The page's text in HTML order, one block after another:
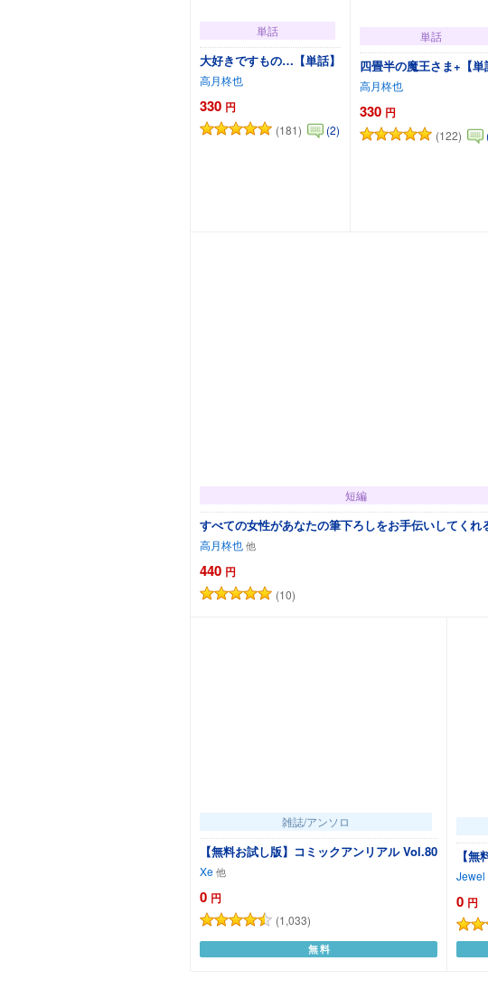
単話
大好きですもの…【単話】
高月柊也
330 円
(181) (2)
単話
四畳半の魔王さま+【単
高月柊也
330 円
(122)
短編
すべての女性があなたの筆下ろしをお手伝いしてくれ
高月柊也
440 円
(10)
雑誌/アンソロ
【無料お試し版】コミックアンリアル Vol.80
Xe
0 円
(1,033)
無料
カートに追加
【
Jewel
0 円